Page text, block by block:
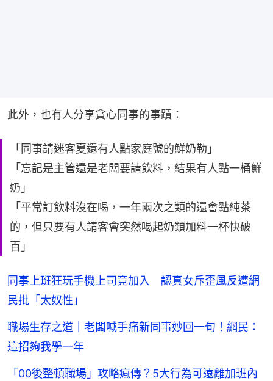
此外，也有人分享貪心同事的事蹟：
「同事請迷客夏還有人點家庭號的鮮奶勒」
「忘記是主管還是老闆要請飲料，結果有人點一桶鮮
奶」
「平常訂飲料沒在喝，一年兩次之類的還會點純茶
的，但只要有人請客會突然喝起奶類加料一杯快破
百」
同事上班狂玩手機上司竟加入 認真女斥歪風反遭網
民批「太奴性」
職場生存之道｜老闆喊手痛新同事妙回一句！網民：
這招夠我學一年
「00後整頓職場」攻略瘋傳？5大行為可遠離加班內